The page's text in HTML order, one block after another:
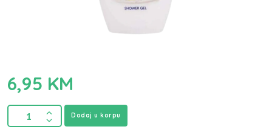
6,95 KM
Dodaj u korpu